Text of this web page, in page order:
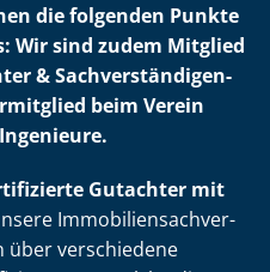
die folgenden Punkte
Wir sind zudem Mitglied
& Sach­ver­stän­di­gen­
beim Verein
Gutachter mit
Im­mo­bi­li­en­sach­ver­
über verschiedene